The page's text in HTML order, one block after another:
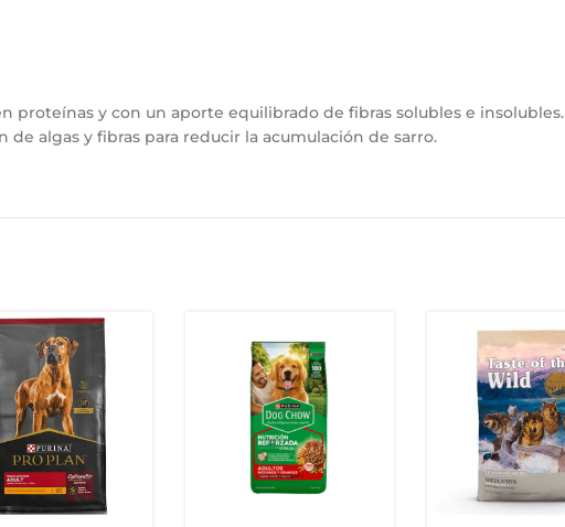
proteínas y con un aporte equilibrado de fibras solubles e insolubles.
algas y fibras para reducir la acumulación de sarro.